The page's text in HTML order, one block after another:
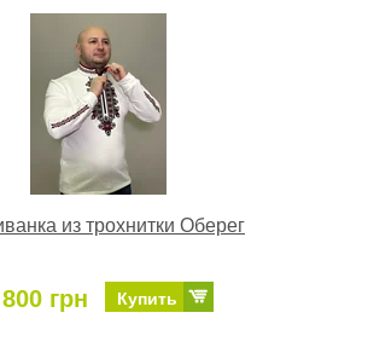
из трохнитки Оберег
грн Купить